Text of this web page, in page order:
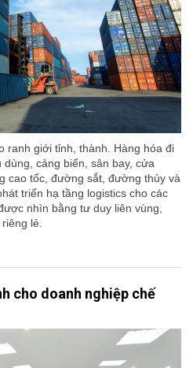
ranh giới tỉnh, thành. Hàng hóa đi
cảng biển, sân bay, cửa
cao tốc, đường sắt, đường thủy và
triển hạ tầng logistics cho các
nhìn bằng tư duy liên vùng,
lẻ.
cho doanh nghiệp chế